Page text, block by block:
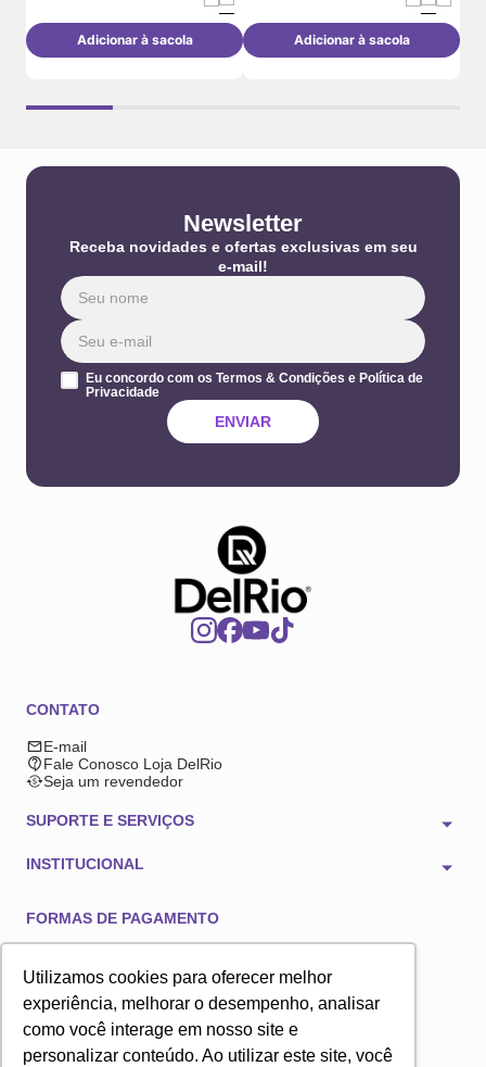
Utilizamos cookies para oferecer melhor
experiência, melhorar o desempenho, analisar
como você interage em nosso site e
personalizar conteúdo. Ao utilizar este site, você
Adicionar à sacola Adicionar à sacola
Newsletter
Receba novidades e ofertas exclusivas em seu
e-mail!
Eu concordo com os Termos & Condições e Política de
Privacidade
ENVIAR
CONTATO
E-mail
Fale Conosco Loja DelRio
Seja um revendedor
SUPORTE E SERVIÇOS
INSTITUCIONAL
FORMAS DE PAGAMENTO
TECNOLOGIA E SEGURANÇA